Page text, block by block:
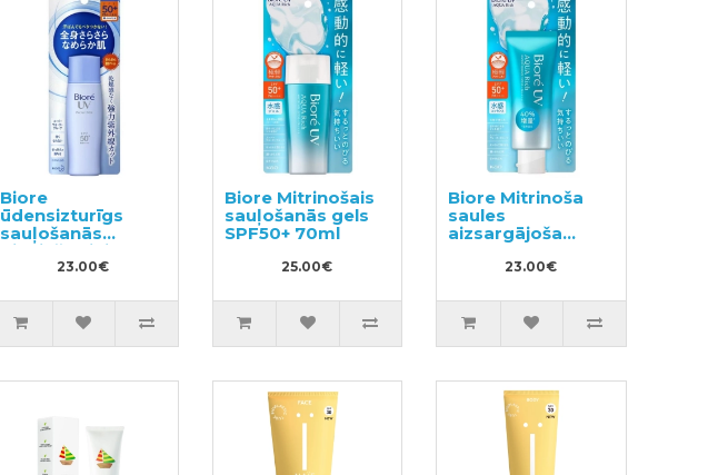
Biore
ūdensizturīgs
sauļošanās
pieniņš sejai un
ķermenim SPF
23.00€
Biore Mitrinošais
sauļošanās gels
SPF50+ 70ml
25.00€
Biore Mitrinoša
saules
aizsargājoša
23.00€